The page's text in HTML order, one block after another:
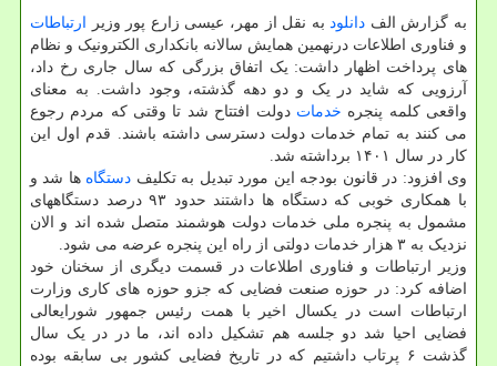
به گزارش الف دانلودبه نقل از مهر، عیسی زارع پور وزیر
ارتباطات
و فناوری اطلاعات درنهمین همایش سالانه بانکداری الکترونیک و نظام
های پرداخت اظهار داشت: یک اتفاق بزرگی که سال جاری رخ داد،
آرزویی که شاید در یک و دو دهه گذشته، وجود داشت. به معنای
واقعی کلمه پنجره خدمات دولت افتتاح شد تا وقتی که مردم رجوع
می کنند به تمام خدمات دولت دسترسی داشته باشند. قدم اول این
کار در سال ۱۴۰۱ برداشته شد.
وی افزود: در قانون بودجه این مورد تبدیل به تکلیف دستگاه ها شد و
با همکاری خوبی که دستگاه ها داشتند حدود ۹۳ درصد دستگاههای
مشمول به پنجره ملی خدمات دولت هوشمند متصل شده اند و الان
نزدیک به ۳ هزار خدمات دولتی از راه این پنجره عرضه می شود.
وزیر ارتباطات و فناوری اطلاعات در قسمت دیگری از سخنان خود
اضافه کرد: در حوزه صنعت فضایی که جزو حوزه های کاری وزارت
ارتباطات است در یکسال اخیر با همت رئیس جمهور شورایعالی
فضایی احیا شد دو جلسه هم تشکیل داده اند، ما در در یک سال
گذشت ۶ پرتاب داشتیم که در تاریخ فضایی کشور بی سابقه بوده